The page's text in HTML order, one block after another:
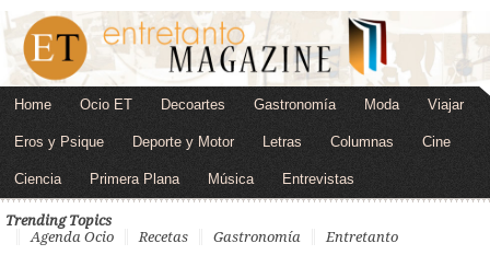
Home Ocio ET Decoartes Gastronomía Moda Viajar
Eros y Psique Deporte y Motor Letras Columnas Cine
Ciencia Primera Plana Música Entrevistas
Trending Topics
Agenda Ocio
Recetas Gastronomía Entretanto